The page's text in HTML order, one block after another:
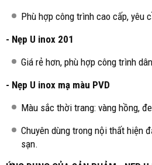
Phù hợp công trình cao cấp, yêu
- Nẹp U inox 201
Giá rẻ hơn, phù hợp công trình
- Nẹp U inox mạ màu PVD
Màu sắc thời trang: vàng hồng,
Chuyên dùng trong nội thất hiện
sạn.